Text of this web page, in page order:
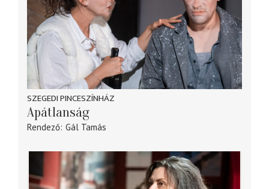
SZEGEDI PINCESZÍNHÁZ
Apátlanság
Rendező Gál Tamás